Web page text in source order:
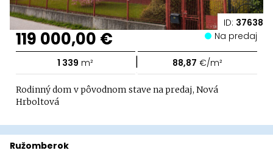
ID: 37638
119 000,00 € Na predaj
1 339 m² | 88,87 €/m²
Rodinný dom v pôvodnom stave na predaj, Nová
Hrboltová
Ružomberok